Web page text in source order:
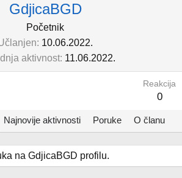
GdjicaBGD
Početnik
10.06.2022.
aktivnost 11.06.2022.
Reakcija
0
Najnovije aktivnosti Poruke O članu
na GdjicaBGD profilu.